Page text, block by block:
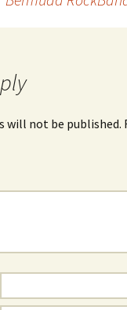
will not be published.